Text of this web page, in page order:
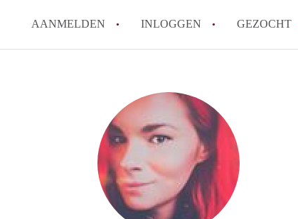
AANMELDEN INLOGGEN GEZOCHT
Hoe groot is de kans
Wat kost een
In welke wijken van
Hoe vind ik een kamer
Alle veelgestelde vragen